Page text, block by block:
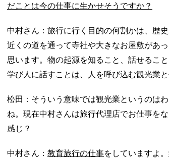
だことは今の仕事に生かせそうですか？
中村さん：旅行に行く目的の何割かは、歴
近くの道を通って寺社や大きなお屋敷があ
思います。物の起源を知ること、話せるこ
学び人に話すことは、人を呼び込む観光業
松田：そういう意味では観光業というのは
ね。現在中村さんは旅行代理店でお仕事を
感じ？
中村さん： 教育旅行の仕事をしていますよ。